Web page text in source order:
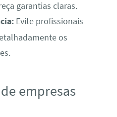
garantias claras.
Evite profissionais
os
empresas